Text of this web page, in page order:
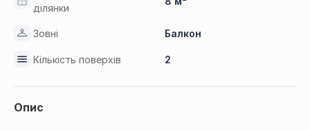
ділянки
Зовні Балкон
Кількість поверхів 2
Опис